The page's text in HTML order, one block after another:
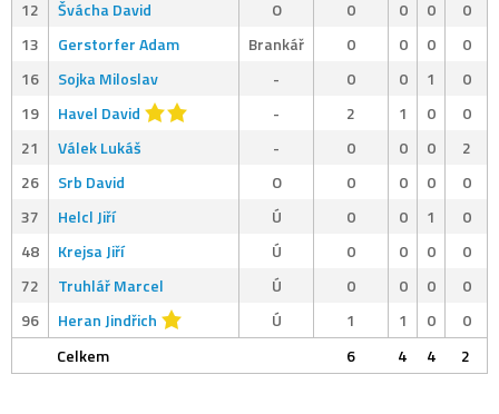
12 Švácha David O 0 0 0
0
13
Gerstorfer Adam Brankář 0 0 0
0
16
Sojka Miloslav - 0 0 1
0
19
Havel David - 2 1 0
0
21
Válek Lukáš - 0 0 0
2
26
Srb David O 0 0 0
0
37
Helcl Jiří Ú 0 0 1
0
48
Krejsa Jiří Ú 0 0 0
0
72
Truhlář Marcel Ú 0 0 0
0
96
Heran Jindřich Ú 1 1 0
0
Celkem
6 4 4 2